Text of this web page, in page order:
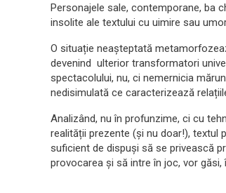
Personajele sale, contemporane, ba
insolite ale textului cu uimire sau
O situație neașteptată
devenind ulterior transformatori
spectacolului, nu, ci nemernicia
nedisimulată ce caracterizează
Analizând, nu în profunzime, ci cu
realității prezente (și nu doar!), textul
suficient de dispuși să se privească
provocarea și să intre în joc, vor